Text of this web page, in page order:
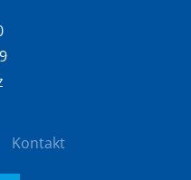
Kontakt